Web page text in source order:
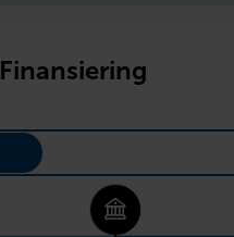
Finansiering